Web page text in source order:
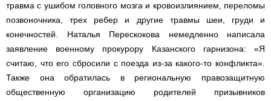
травма с ушибом головного мозга и кровоизлиянием, переломы
позвоночника, трех ребер и другие травмы шеи, груди и
конечностей. Наталья Перескокова немедленно написала
заявление военному прокурору Казанского гарнизона: «Я
считаю, что его сбросили с поезда из-за какого-то конфликта».
Также она обратилась в региональную правозащитную
общественную организацию родителей призывников